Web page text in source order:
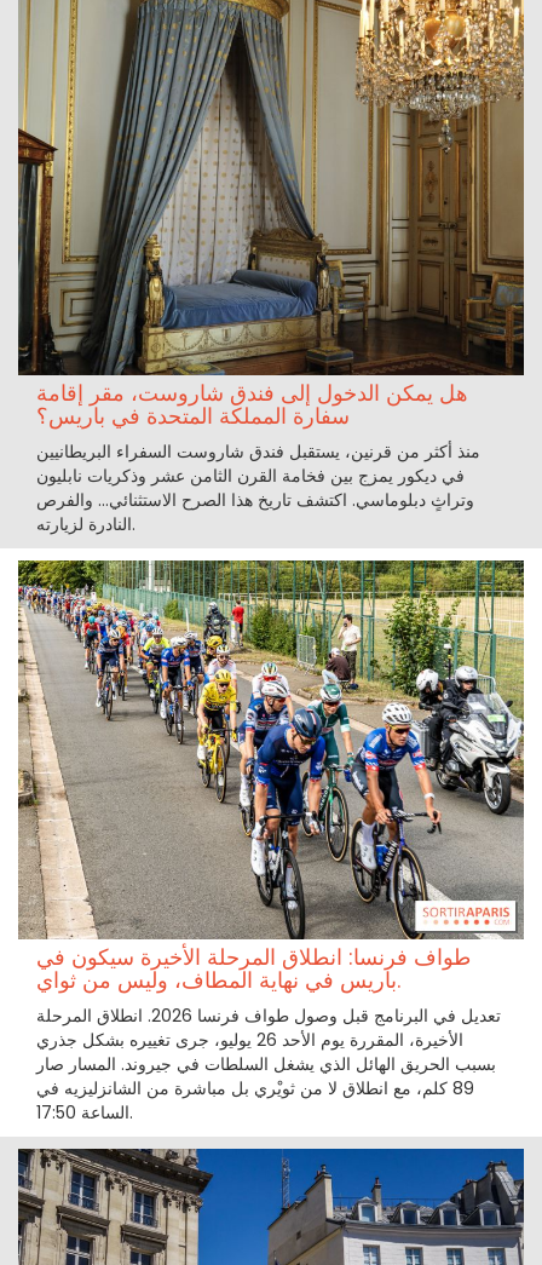
هل يمكن الدخول إلى فندق شاروست، مقر إقامة
سفارة المملكة المتحدة في باريس؟
منذ أكثر من قرنين، يستقبل فندق شاروست السفراء البريطانيين
في ديكور يمزج بين فخامة القرن الثامن عشر وذكريات نابليون
وتراثٍ دبلوماسي. اكتشف تاريخ هذا الصرح الاستثنائي… والفرص
النادرة لزيارته.
طواف فرنسا: انطلاق المرحلة الأخيرة سيكون في
باريس في نهاية المطاف، وليس من ثواي.
تعديل في البرنامج قبل وصول طواف فرنسا 2026. انطلاق المرحلة
الأخيرة، المقررة يوم الأحد 26 يوليو، جرى تغييره بشكل جذري
بسبب الحريق الهائل الذي يشغل السلطات في جيروند. المسار صار
89 كلم، مع انطلاق لا من ثويْري بل مباشرة من الشانزليزيه في
الساعة 17:50.